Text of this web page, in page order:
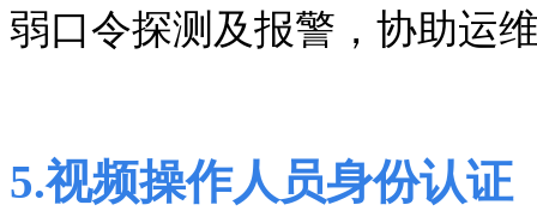
弱口令探测及报警，协助运
5.视频操作人员身份认证